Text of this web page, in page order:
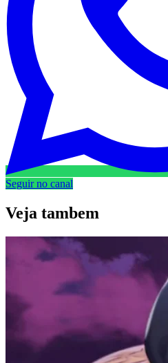
Seguir no canal
Veja tambem